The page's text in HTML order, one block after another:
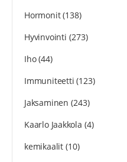
Hormonit(138)
Hyvinvointi (273)
Iho(44)
Immuniteetti (123)
Jaksaminen (243)
Kaarlo Jaakkola (4)
kemikaalit(10)